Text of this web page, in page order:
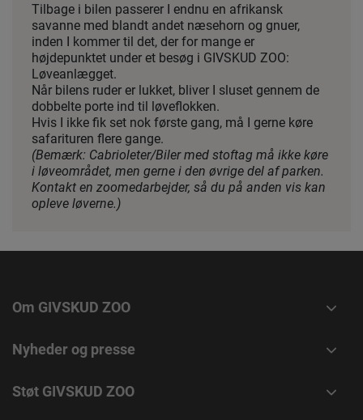
Tilbage i bilen passerer I endnu en afrikansk
savanne med blandt andet næsehorn og gnuer,
inden I kommer til det, der for mange er
højdepunktet under et besøg i GIVSKUD ZOO:
Løveanlægget.
Når bilens ruder er lukket, bliver I sluset gennem de
dobbelte porte ind til løveflokken.
Hvis I ikke fik set nok første gang, må I gerne køre
safarituren flere gange.
(Bemærk: Cabrioleter/Biler med stoftag må ikke køre
i løveområdet, men gerne i den øvrige del af parken.
Kontakt en zoomedarbejder, så du på anden vis kan
opleve løverne.)
Om GIVSKUD ZOO
Nyheder og presse
Støt GIVSKUD ZOO